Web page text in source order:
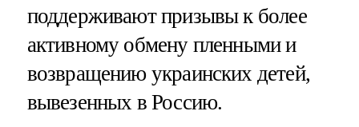
поддерживают призывы к более
активному обмену пленными и
возвращению украинских детей,
вывезенных в Россию.